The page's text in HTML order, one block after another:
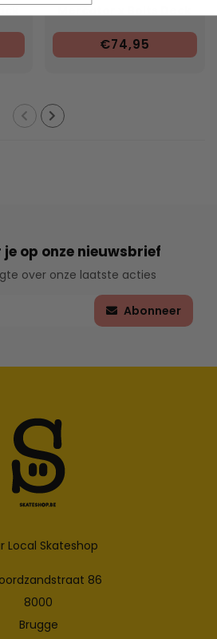
Mercator x Bolts Deck
€74,95
op onze nieuwsbrief
over onze laatste acties
Abonneer
Local Skateshop
86
8000
Brugge